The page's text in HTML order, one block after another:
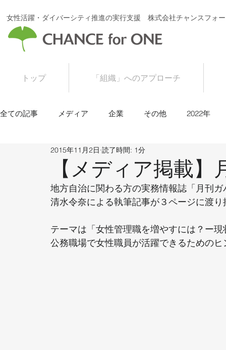
女性活躍・ダイバーシティ推進の実行支援 株式会社チャンスフォ
トップ 「組織」へのアプローチ
全ての記事 メディア 企業 その他 2022年
2015年
【メディア掲載
2015年11月2日 読了時間: 1分
地方自治に関わる方の実務情報誌「月刊
清水令奈による執筆記事が３ページに渡
テーマは「女性管理職を増やすには？ー
公務職場で女性職員が活躍できるための